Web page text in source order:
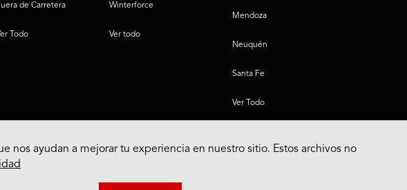
de Carretera
Todo
Winterforce
Ver todo
Mendoza
Neuquén
Santa Fe
Ver Todo
nos ayudan a mejorar tu experiencia en nuestro sitio. Estos archivos no